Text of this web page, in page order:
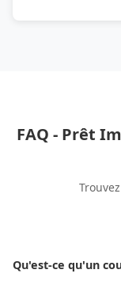
FAQ - Prêt
Qu'est-ce qu'un